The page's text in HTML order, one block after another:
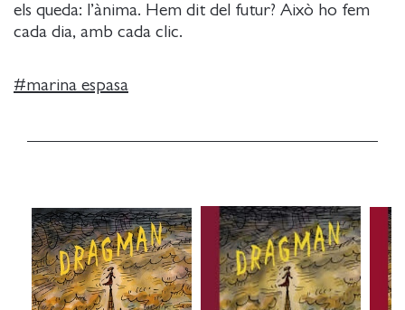
els queda: l’ànima. Hem dit del futur? Això ho fem
cada dia, amb cada clic.
#marina espasa